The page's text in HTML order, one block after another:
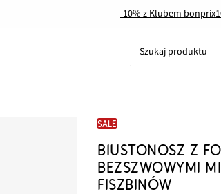
-10% z Klubem bonprix
Szukaj produktu
SALE
BIUSTONOSZ Z
BEZSZWOWYMI
FISZBINÓW